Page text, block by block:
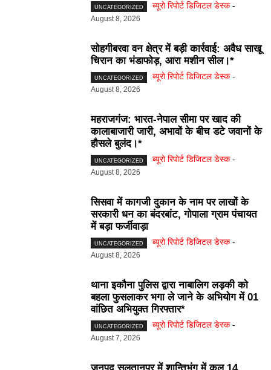
UNCATEGORIZED ब्यूरो रिपोर्ट डिजिटल डेस्क -
August 8, 2026
सोहगीबरवा वन क्षेत्र में बड़ी कार्रवाई: अवैध साखू
चिरान का भंडाफोड़, आरा मशीन सील।*
UNCATEGORIZED ब्यूरो रिपोर्ट डिजिटल डेस्क -
August 8, 2026
महराजगंज: भारत-नेपाल सीमा पर खाद की
कालाबाजारी जारी, अभावों के बीच डटे जवानों के
हौसले बुलंद।*
UNCATEGORIZED ब्यूरो रिपोर्ट डिजिटल डेस्क -
August 8, 2026
सिसवा में कागजी दुकान के नाम पर लाखों के
सरकारी धन का बंदरबांट, गोपाला ग्राम पंचायत
में बड़ा फर्जीवाड़ा
UNCATEGORIZED ब्यूरो रिपोर्ट डिजिटल डेस्क -
August 8, 2026
थाना इकौना पुलिस द्वारा नाबालिग लड़की को
बहला फुसलाकर भगा ले जाने के अभियोग में 01
वांछित अभियुक्त गिरफ्तार*
UNCATEGORIZED ब्यूरो रिपोर्ट डिजिटल डेस्क -
August 7, 2026